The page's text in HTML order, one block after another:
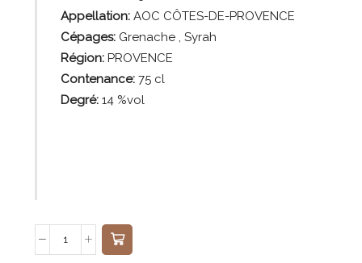
Appellation: AOC CÔTES-DE-PROVENCE
Cépages: Grenache , Syrah
Région:PROVENCE
Contenance:75cl
Degré:14 %vol